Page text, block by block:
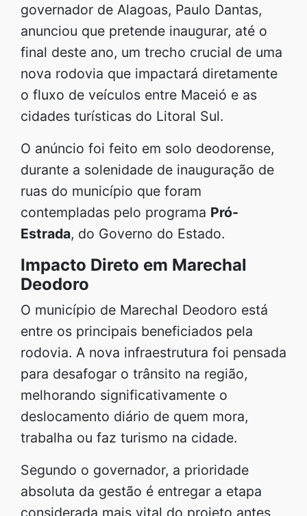
governador de Alagoas, Paulo Dantas,
anunciou que pretende inaugurar, até o
final deste ano, um trecho crucial de uma
nova rodovia que impactará diretamente
o fluxo de veículos entre Maceió e as
cidades turísticas do Litoral Sul.
O anúncio foi feito em solo deodorense,
durante a solenidade de inauguração de
ruas do município que foram
contempladas pelo programa Pró-
Estrada, do Governo do Estado.
Impacto Direto em Marechal
Deodoro
O município de Marechal Deodoro está
entre os principais beneficiados pela
rodovia. A nova infraestrutura foi pensada
para desafogar o trânsito na região,
melhorando significativamente o
deslocamento diário de quem mora,
trabalha ou faz turismo na cidade.
Segundo o governador, a prioridade
absoluta da gestão é entregar a etapa
considerada mais vital do projeto antes